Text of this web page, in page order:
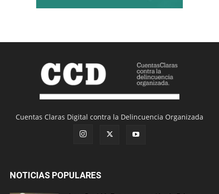
Cuentas Claras Digital contra la Delincuencia Organizada
NOTICIAS POPULARES